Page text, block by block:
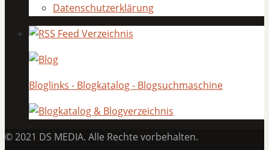
Datenschutzerklärung
Bloglinks - Blogkatalog - Blogsuchmaschine
© 2021 DS MEDIA. Alle Rechte vorbehalten.